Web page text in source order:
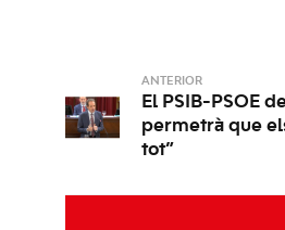
ANTERIOR
El PSIB-PSOE
permetrà que
tot”